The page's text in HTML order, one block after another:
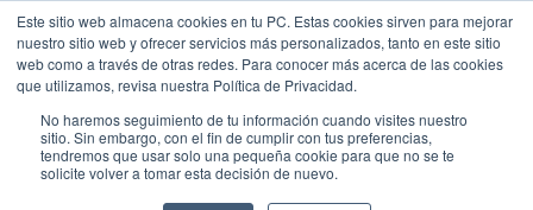
Este sitio web almacena cookies en tu PC. Estas cookies sirven para mejorar
nuestro sitio web y ofrecer servicios más personalizados, tanto en este sitio
web como a través de otras redes. Para conocer más acerca de las cookies
que utilizamos, revisa nuestra Política de Privacidad.
No haremos seguimiento de tu información cuando visites nuestro
sitio. Sin embargo, con el fin de cumplir con tus preferencias,
tendremos que usar solo una pequeña cookie para que no se te
solicite volver a tomar esta decisión de nuevo.